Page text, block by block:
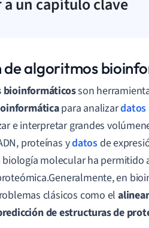
a un capítulo clave
de algoritmos
bioinformáticosson
para analizardatos
e interpretar grandes
proteínas ydatosde
molecular ha permitido
en
clásicos como el
de estructuras de